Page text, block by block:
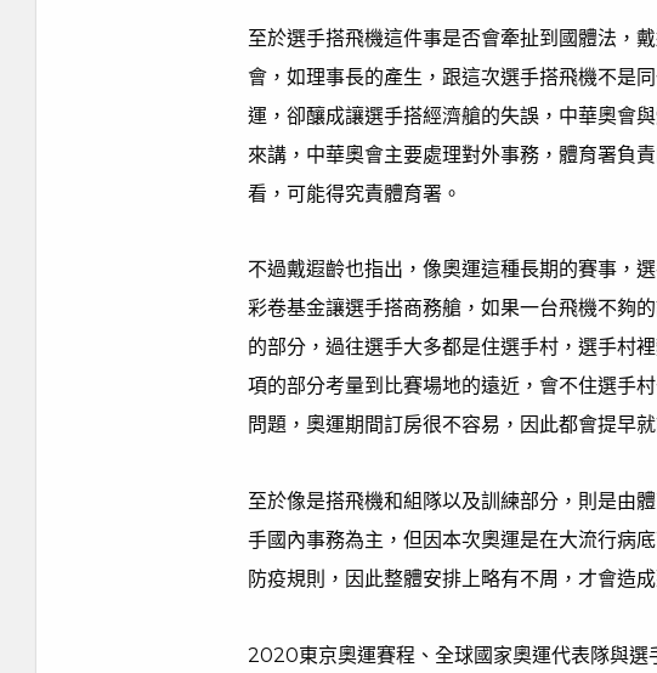
至於選手搭飛機這件事是否會牽扯到國體法，
會，如理事長的產生，跟這次選手搭飛機不是
運，卻釀成讓選手搭經濟艙的失誤，中華奧會
來講，中華奧會主要處理對外事務，體育署負
看，可能得究責體育署。
不過戴遐齡也指出，像奧運這種長期的賽事，
彩卷基金讓選手搭商務艙，如果一台飛機不夠
的部分，過往選手大多都是住選手村，選手村
項的部分考量到比賽場地的遠近，會不住選手
問題，奧運期間訂房很不容易，因此都會提早就
至於像是搭飛機和組隊以及訓練部分，則是由
手國內事務為主，但因本次奧運是在大流行病
防疫規則，因此整體安排上略有不周，才會造
2020東京奧運賽程、全球國家奧運代表隊與選